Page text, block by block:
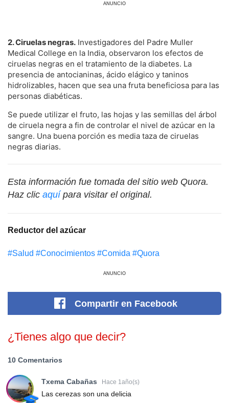
ANUNCIO
2. Ciruelas negras. Investigadores del Padre Muller
Medical College en la India, observaron los efectos de
ciruelas negras en el tratamiento de la diabetes. La
presencia de antocianinas, ácido elágico y taninos
hidrolizables, hacen que sea una fruta beneficiosa para las
personas diabéticas.
Se puede utilizar el fruto, las hojas y las semillas del árbol
de ciruela negra a fin de controlar el nivel de azúcar en la
sangre. Una buena porción es media taza de ciruelas
negras diarias.
Esta información fue tomada del sitio web Quora.
Haz clic aquípara visitar el original.
Reductor del azúcar
#Salud #Conocimientos #Comida #Quora
ANUNCIO
Compartir en Facebook
¿Tienes algo que decir?
10 Comentarios
Txema Cabañas Hace 1año(s)
Las cerezas son una delicia